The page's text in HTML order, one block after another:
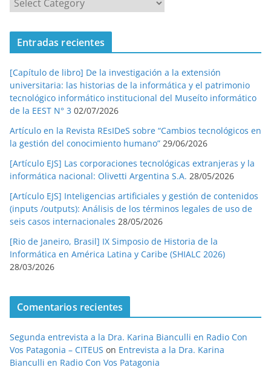
t
o
r
í
s
Entradas recientes
[Capítulo de libro] De la investigación a la extensión
universitaria: las historias de la informática y el patrimonio
tecnológico informático institucional del Museíto informático
de la EEST N° 3 02/07/2026
Artículo en la Revista REsIDeS sobre “Cambios tecnológicos en
la gestión del conocimiento humano” 29/06/2026
[Artículo EJS] Las corporaciones tecnológicas extranjeras y la
informática nacional: Olivetti Argentina S.A. 28/05/2026
[Artículo EJS] Inteligencias artificiales y gestión de contenidos
(inputs /outputs): Análisis de los términos legales de uso de
seis casos internacionales 28/05/2026
[Rio de Janeiro, Brasil] IX Simposio de Historia de la
Informática en América Latina y Caribe (SHIALC 2026)
28/03/2026
Comentarios recientes
Segunda entrevista a la Dra. Karina Bianculli en Radio Con
Vos Patagonia – CITEUS on Entrevista a la Dra. Karina
Bianculli en Radio Con Vos Patagonia